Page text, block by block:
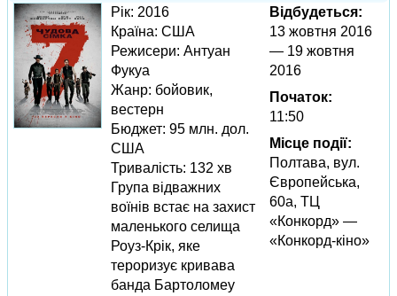
Рік: 2016
Країна: США
Режисери: Антуан
Фукуа
Жанр: бойовик,
вестерн
Бюджет: 95 млн. дол.
США
Тривалість: 132 хв
Група відважних
воїнів встає на захист
маленького селища
Роуз-Крік, яке
тероризує кривава
банда Бартоломеу
Відбудеться:
13 жовтня 2016
— 19 жовтня
2016
Початок:
11:50
Місце події:
Полтава, вул.
Європейська,
60а, ТЦ
«Конкорд» —
«Конкорд-кіно»